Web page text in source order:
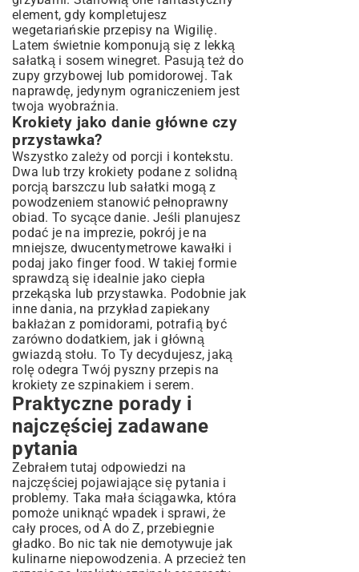
element, gdy kompletujesz
wegetariańskie przepisy na Wigilię.
Latem świetnie komponują się z lekką
sałatką i sosem winegret. Pasują też do
zupy grzybowej lub pomidorowej. Tak
naprawdę, jedynym ograniczeniem jest
twoja wyobraźnia.
Krokiety jako danie główne czy
przystawka?
Wszystko zależy od porcji i kontekstu.
Dwa lub trzy krokiety podane z solidną
porcją barszczu lub sałatki mogą z
powodzeniem stanowić pełnoprawny
obiad. To sycące danie. Jeśli planujesz
podać je na imprezie, pokrój je na
mniejsze, dwucentymetrowe kawałki i
podaj jako finger food. W takiej formie
sprawdzą się idealnie jako ciepła
przekąska lub przystawka. Podobnie jak
inne dania, na przykład zapiekany
bakłażan z pomidorami, potrafią być
zarówno dodatkiem, jak i główną
gwiazdą stołu. To Ty decydujesz, jaką
rolę odegra Twój pyszny przepis na
krokiety ze szpinakiem i serem.
Praktyczne porady i
najczęściej zadawane
pytania
Zebrałem tutaj odpowiedzi na
najczęściej pojawiające się pytania i
problemy. Taka mała ściągawka, która
pomoże uniknąć wpadek i sprawi, że
cały proces, od A do Z, przebiegnie
gładko. Bo nic tak nie demotywuje jak
kulinarne niepowodzenia. A przecież ten